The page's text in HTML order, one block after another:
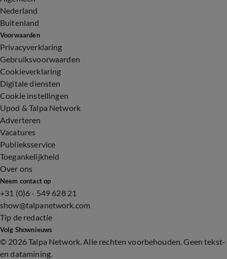
Nederland
Buitenland
Voorwaarden
Privacyverklaring
Gebruiksvoorwaarden
Cookieverklaring
Digitale diensten
Cookie instellingen
Upod & Talpa Network
Adverteren
Vacatures
Publieksservice
Toegankelijkheid
Over ons
Neem contact op
+31 (0)6 - 549 628 21
show@talpanetwork.com
Tip de redactie
Volg Shownieuws
© 2026 Talpa Network. Alle rechten voorbehouden. Geen tekst-
en datamining.